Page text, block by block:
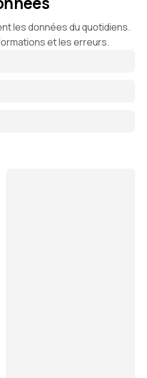
les données du quotidiens.
et les erreurs.